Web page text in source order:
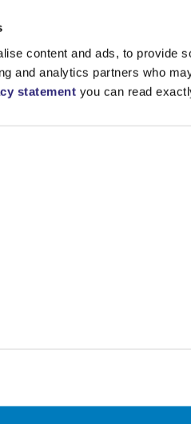
content and ads, to provide
and analytics partners who
statement you can read